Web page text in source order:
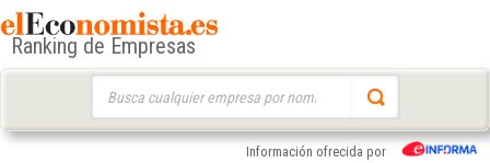
Ranking de Empresas
Información ofrecida por